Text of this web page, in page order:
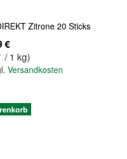
Zitrone 20 Sticks
€
/ 1 kg)
Versandkosten